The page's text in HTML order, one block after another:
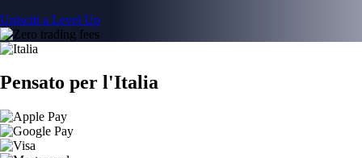
Unisciti a Level Up
Pensato per l'Italia